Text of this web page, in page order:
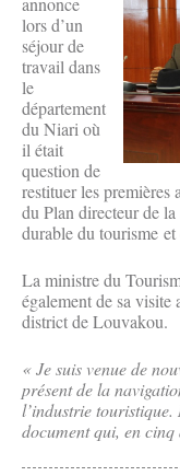
lors d’un
séjour de
travail dans
le
département
du Niari où
il était
question de
restituer les premières
du Plan directeur de
durable du tourisme et
La ministre du
également de sa
district de Louvakou.
« Je suis venue de
présent de la
l’industrie touristique.
document qui, en cinq